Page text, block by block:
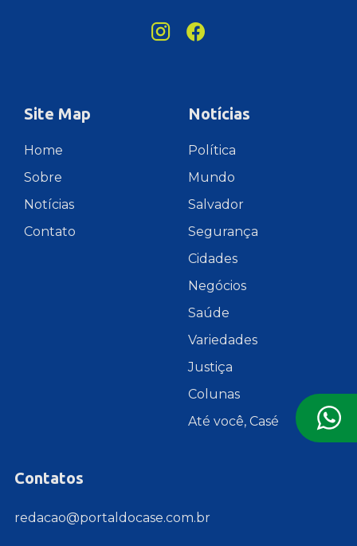
Site Map
Home
Sobre
Notícias
Contato
Notícias
Política
Mundo
Salvador
Segurança
Cidades
Negócios
Saúde
Variedades
Justiça
Colunas
Até você, Casé
Contatos
redacao@portaldocase.com.br